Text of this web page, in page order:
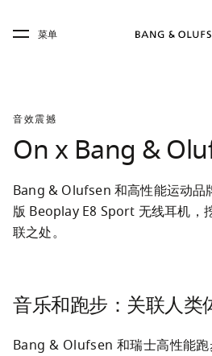
Skip to main footer
菜单
音效震撼
On x Bang &
Bang & Olufsen 和高性能运动品
版 Beoplay E8 Sport 无线耳机，
联之处。
音乐和跑步：关联人类
Bang & Olufsen 和瑞士高性能